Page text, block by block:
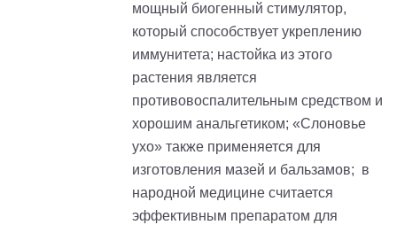
мощный биогенный стимулятор,
который способствует укреплению
иммунитета; настойка из этого
растения является
противовоспалительным средством и
хорошим анальгетиком; «Слоновье
ухо» также применяется для
изготовления мазей и бальзамов; в
народной медицине считается
эффективным препаратом для